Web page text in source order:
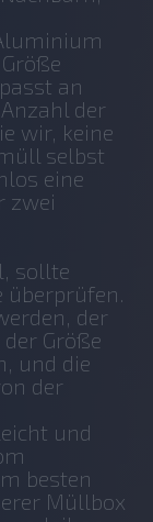
an
der
wir, keine
selbst
eine
zwei
sollte
überprüfen.
der
Größe
und die
der
und
besten
Müllbox